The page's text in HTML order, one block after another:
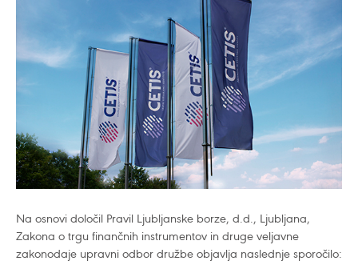
Na osnovi določil Pravil Ljubljanske borze, d.d., Ljubljana,
Zakona o trgu finančnih instrumentov in druge veljavne
zakonodaje upravni odbor družbe objavlja naslednje sporočilo: